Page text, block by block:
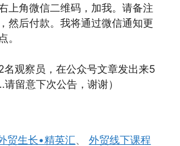
上角微信二维码，加我。请备注
然后付款。我将通过微信通知更
。
名观察员，在公众号文章发出来5
留意下次公告，谢谢）
贸生长•精英汇、外贸线下课程